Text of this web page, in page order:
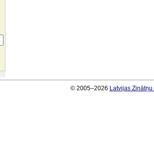
© 2005–2026 Latvijas